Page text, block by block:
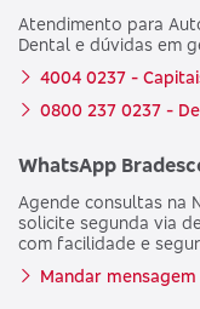
Atendimento para
Dental e dúvidas em
4004 0237 -
0800 237 0237 -
WhatsApp
Agende consultas na
solicite segunda via
com facilidade e
Mandar mensagem